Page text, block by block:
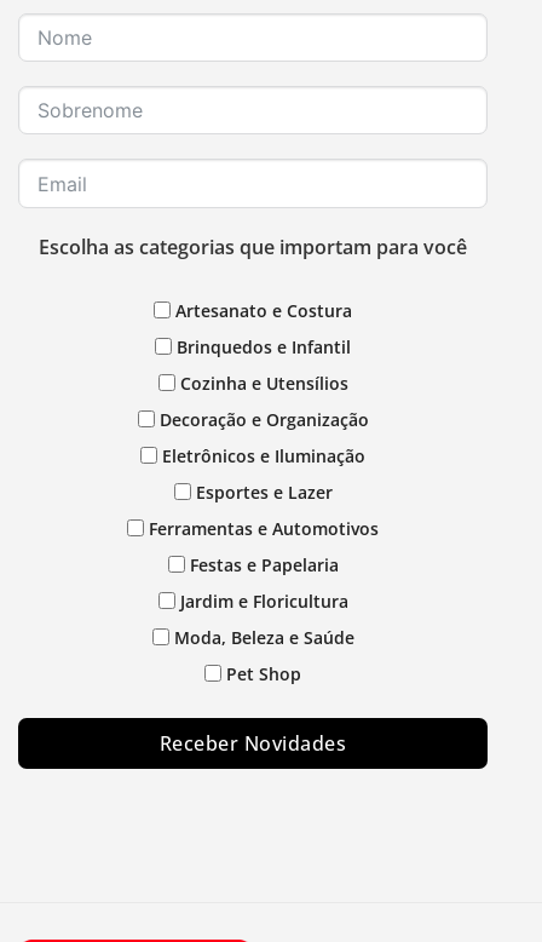
Escolha as categorias que importam para você
Artesanato e Costura
Brinquedos e Infantil
Cozinha e Utensílios
Decoração e Organização
Eletrônicos e Iluminação
Esportes e Lazer
Ferramentas e Automotivos
Festas e Papelaria
Jardim e Floricultura
Moda, Beleza e Saúde
Pet Shop
Receber Novidades